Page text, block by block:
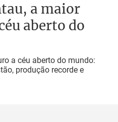
a maior
aberto do
a céu aberto do mundo:
produção recorde e